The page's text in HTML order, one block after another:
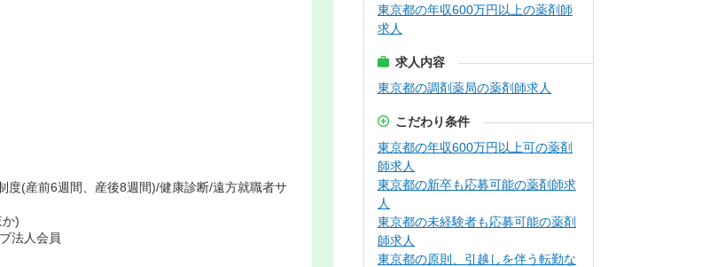
度(産前6週間、産後8週間)/健康診断/遠方就職者サ
)
法人会員
東京都の年収600万円以上の薬剤師
求人
求人内容
東京都の調剤薬局の薬剤師求人
こだわり条件
東京都の年収600万円以上可の薬剤
師求人
東京都の新卒も応募可能の薬剤師求
人
東京都の未経験者も応募可能の薬剤
師求人
東京都の原則、引越しを伴う転勤な